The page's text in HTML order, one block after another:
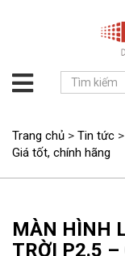
Giới
Giải
pháp
án
Trang chủ > Tin tức >
Giá tốt, chính hãng
MÀN HÌNH
TRỜI P2.5 –